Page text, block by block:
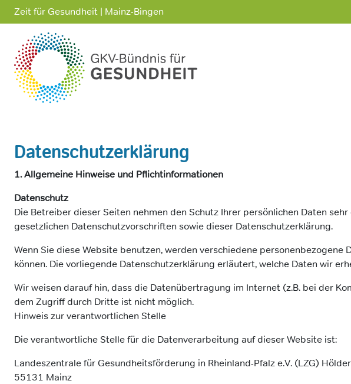
Zeit für Gesundheit | Mainz-Bingen
Datenschutzerklärung
1. Allgemeine Hinweise und Pflichtinformationen
Datenschutz
Die Betreiber dieser Seiten nehmen den Schutz Ihrer persönlichen Daten
gesetzlichen Datenschutzvorschriften sowie dieser Datenschutzerklärung.
Wenn Sie diese Website benutzen, werden verschiedene
können. Die vorliegende Datenschutzerklärung erläutert, welche Daten wir
Wir weisen darauf hin, dass die Datenübertragung im Internet (z.B. bei der
dem Zugriff durch Dritte ist nicht möglich.
Hinweis zur verantwortlichen Stelle
Die verantwortliche Stelle für die Datenverarbeitung auf dieser Website ist:
Landeszentrale für Gesundheitsförderung in Rheinland-Pfalz e.V. (LZG)
55131 Mainz